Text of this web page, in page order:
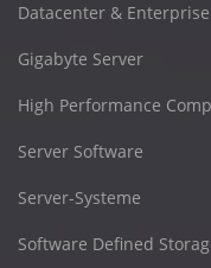
Datacenter &
Gigabyte Server
High Performance
Server Software
Server-Systeme
Software Defined